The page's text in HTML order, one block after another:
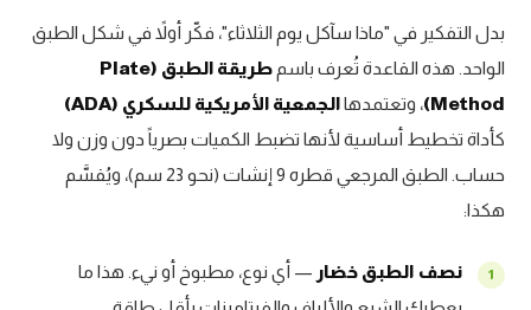
بدل التفكير في "ماذا سآكل يوم الثلاثاء"، فكّر أولاً في شكل الطبق
الواحد. هذه القاعدة تُعرف باسم
طريقة الطبق (Plate
Method) ، وتعتمدهاالجمعية الأمريكية للسكري (ADA)
كأداة تخطيط أساسية لأنها تضبط الكميات بصرياً دون وزن ولا
حساب. الطبق المرجعي قطره 9 إنشات (نحو 23 سم)، ويُقسَّم
هكذا:
نصف الطبق خضار — أي نوع، مطبوخ أو نيء. هذا ما